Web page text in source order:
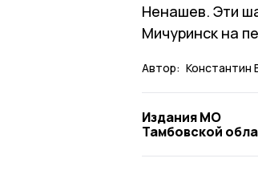
Ненашев. Эти
Мичуринск на
Автор: Константин
Издания МО
Тамбовской